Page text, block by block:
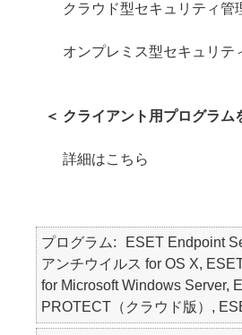
クラウド型セキュリティ管
オンプレミス型セキュリテ
＜ クライアント用プログラム
詳細はこちら
プログラム
ESET Endpoint
アンチウイルス for OS X,
for Microsoft Windows Server,
PROTECT（クラウド版）,